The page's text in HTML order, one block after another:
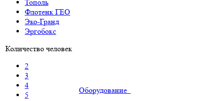
Тополь
Флотенк ГЕО
Эко-Гранд
Эргобокс
Количество человек
2
3
4
5
Оборудование